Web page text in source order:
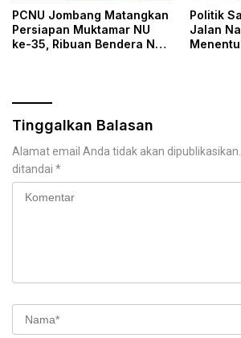
PCNU Jombang Matangkan
Persiapan Muktamar NU
ke-35, Ribuan Bendera NU
Politik
Jalan
Tinggalkan Balasan
Alamat email Anda tidak akan dipublikasikan.
ditandai *